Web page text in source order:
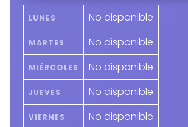
LUNES No disponible
MARTES No disponible
MIÉRCOLES No disponible
JUEVES No disponible
VIERNES No disponible